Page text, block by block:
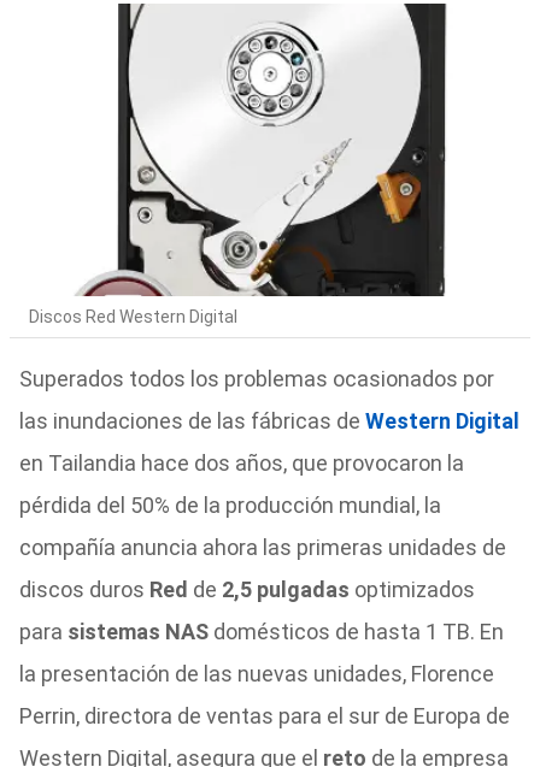
Discos Red Western Digital
Superados todos los problemas ocasionados por
las inundaciones de las fábricas de Western Digital
en Tailandia hace dos años, que provocaron la
pérdida del 50% de la producción mundial, la
compañía anuncia ahora las primeras unidades de
discos duros Red de 2,5 pulgadas optimizados
para sistemas NASdomésticos de hasta 1 TB. En
la presentación de las nuevas unidades, Florence
Perrin, directora de ventas para el sur de Europa de
Western Digital, asegura que el reto de la empresa